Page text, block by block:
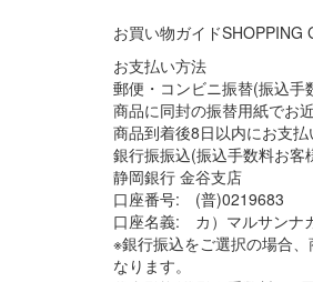
お買い物ガイドSHOPPING
お支払い方法
郵便・コンビニ振替(振込手
商品に同封の振替用紙でお
商品到着後8日以内にお支払
銀行振振込(振込手数料お客
静岡銀行 金谷支店
口座番号: (普)0219683
口座名義: カ）マルサンナ
※銀行振込をご選択の場合
なります。